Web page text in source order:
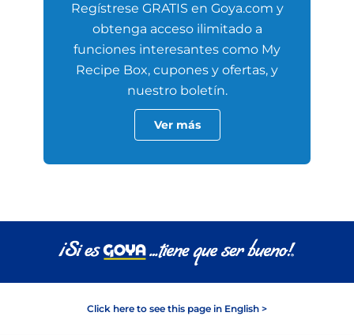
Regístrese GRATIS en Goya.com y
obtenga acceso ilimitado a
funciones interesantes como My
Recipe Box, cupones y ofertas, y
nuestro boletín.
Ver más
Click here to see this page in English >